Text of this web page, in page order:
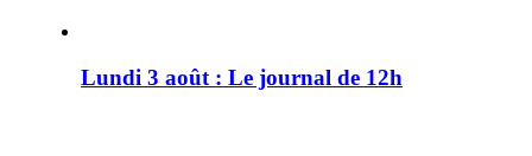
Lundi 3 août : Le journal de 12h